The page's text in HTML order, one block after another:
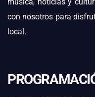
con nosotros para
local.